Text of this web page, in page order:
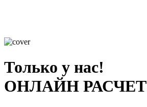
Только у нас!
ОНЛАЙН РАСЧЕТ